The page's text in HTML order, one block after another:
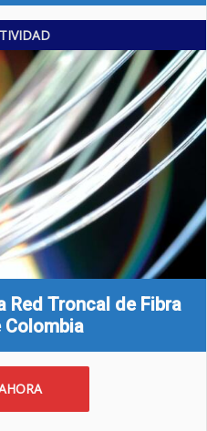
Red Troncal de Fibra
Colombia